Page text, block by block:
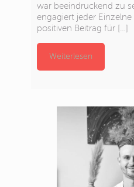
war beeindruckend zu
engagiert jeder
positiven Beitrag für […]
Weiterlesen